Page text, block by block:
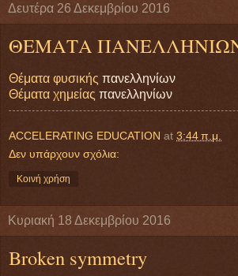
Δευτέρα 26 Δεκεμβρίου 2016
ΘΕΜΑΤΑ
Θέματα φυσικής πανελληνίων
Θέματα χημείας πανελληνίων
ACCELERATING EDUCATION at 3:44 π.μ.
Δεν υπάρχουν σχόλια:
Κοινή χρήση
Κυριακή 18 Δεκεμβρίου 2016
Broken symmetry